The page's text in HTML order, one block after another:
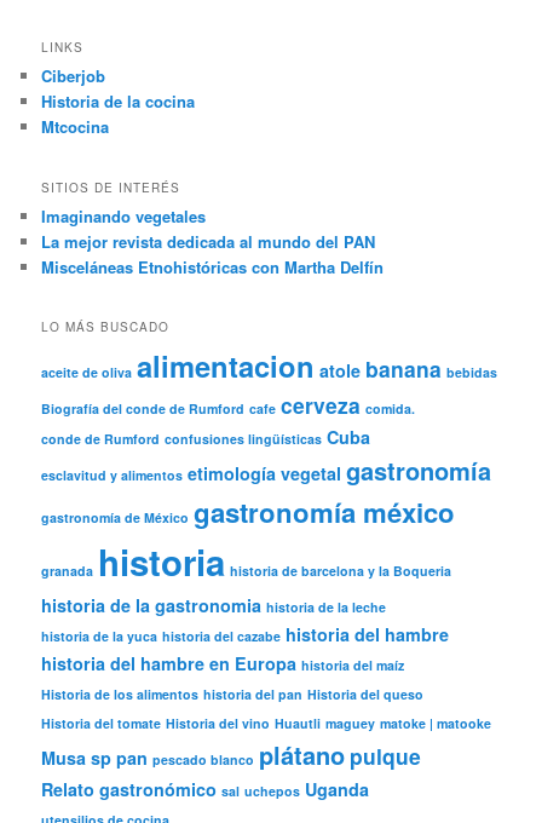
LINKS
Ciberjob
Historia de la cocina
Mtcocina
SITIOS DE INTERÉS
Imaginando vegetales
La mejor revista dedicada al mundo del PAN
Misceláneas Etnohistóricas con Martha Delfín
LO MÁS BUSCADO
aceite de oliva alimentacion atole banana bebidas
Biografía del conde de Rumford cafe cerveza comida.
conde de Rumford confusiones lingüísticas Cuba
esclavitud y alimentos etimología vegetal gastronomía
gastronomía de México gastronomía méxico
granada historia historia de barcelona y la Boqueria
historia de la gastronomia historia de la leche
historia de la yuca historia del cazabe historia del hambre
historia del hambre en Europa historia del maíz
Historia de los alimentos historia del pan Historia del queso
Historia del tomate Historia del vino Huautli maguey matoke | matooke
Musa sp pan pescado blanco plátano pulque
Relato gastronómico sal uchepos Uganda